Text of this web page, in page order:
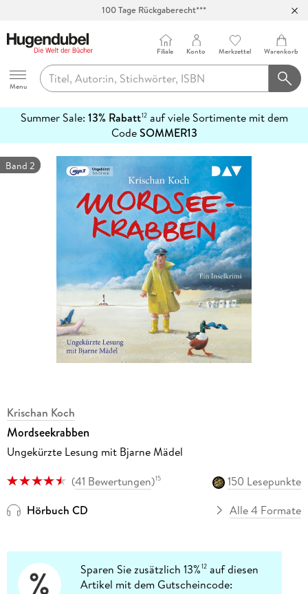
Hugendubel
Menu
Filiale Konto Merkzettel Warenkorb
Summer Sale: 13% Rabatt12auf viele Sortimente mit dem
CodeSOMMER13
erfahren
Band 2
Krischan Koch
Mordseekrabben
Ungekürzte Lesung mit Bjarne Mädel
(41 Bewertungen)15
150 Lesepunkte
Hörbuch CD
Alle 4 Formate
Sparen Sie zusätzlich 13%12 auf diesen
Artikel mit dem Gutscheincode: